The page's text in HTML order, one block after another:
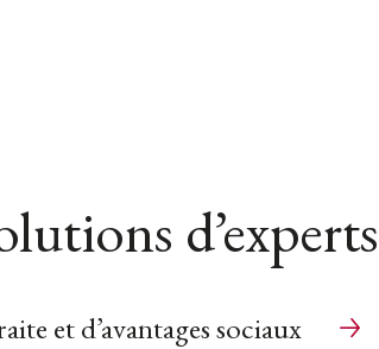
d’experts
et d’avantages sociaux